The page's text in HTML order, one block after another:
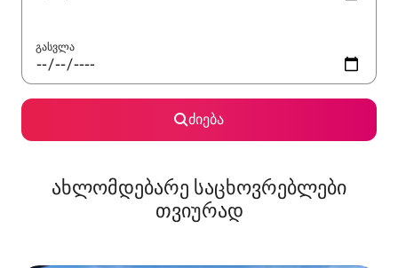
გასვლა
ძიება
ახლომდებარე საცხოვრებლები
თვიურად